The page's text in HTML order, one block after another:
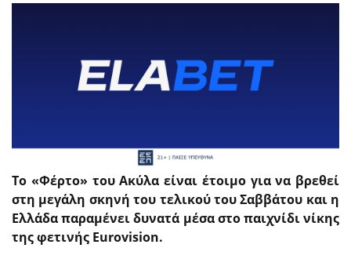
Το «Φέρτο» του Ακύλα είναι έτοιμο για να βρεθεί
στη μεγάλη σκηνή του τελικού του Σαββάτου και η
Ελλάδα παραμένει δυνατά μέσα στο παιχνίδι νίκης
της φετινής Eurovision.